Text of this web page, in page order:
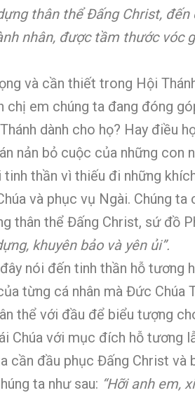
thân thể Đấng Christ, đến
nhân, được tầm thước vóc
và cần thiết trong Hội
chị em chúng ta đang đóng
dành cho họ? Hay điều
nản bỏ cuộc của những con
thần vì thiếu đi những
và phục vụ Ngài. Chúng ta
thân thể Đấng Christ, sứ đồ
khuyên bảo và yên ủi”.
nói đến tinh thần hỗ tương
từng cá nhân mà Đức Chúa
thể với đầu để biểu tượng
Chúa với mục đích hỗ tương
cần đầu phục Đấng Christ và
ta như sau: “Hỡi anh em,